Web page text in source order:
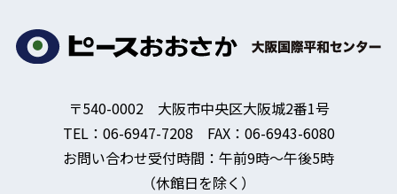
〒540-0002 大阪市中央区大阪城2番1号
TEL：06-6947-7208 FAX：06-6943-6080
お問い合わせ受付時間：午前9時～午後5時
（休館日を除く）